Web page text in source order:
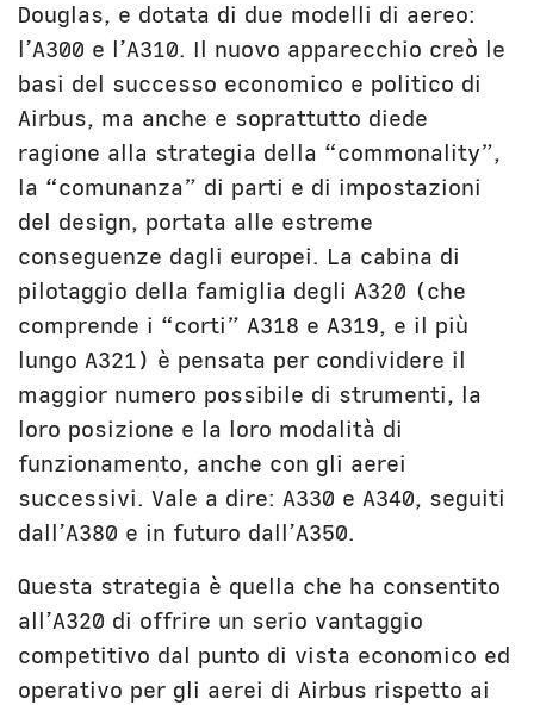
Douglas, e dotata di due modelli di aereo:
l’A300 e l’A310. Il nuovo apparecchio creò le
basi del successo economico e politico di
Airbus, ma anche e soprattutto diede
ragione alla strategia della “commonality”,
la “comunanza” di parti e di impostazioni
del design, portata alle estreme
conseguenze dagli europei. La cabina di
pilotaggio della famiglia degli A320 (che
comprende i “corti” A318 e A319, e il più
lungo A321) è pensata per condividere il
maggior numero possibile di strumenti, la
loro posizione e la loro modalità di
funzionamento, anche con gli aerei
successivi. Vale a dire: A330 e A340, seguiti
dall’A380 e in futuro dall’A350.
Questa strategia è quella che ha consentito
all’A320 di offrire un serio vantaggio
competitivo dal punto di vista economico ed
operativo per gli aerei di Airbus rispetto ai